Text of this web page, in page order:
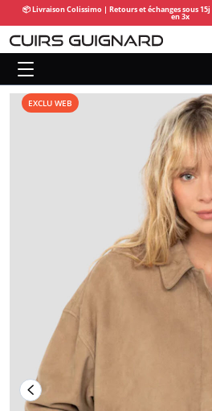
📦 Livraison Colissimo | Retours et échanges sous
en 3x
EXCLU WEB